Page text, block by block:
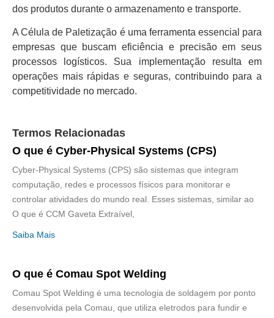
dos produtos durante o armazenamento e transporte.
A Célula de Paletização é uma ferramenta essencial para
empresas que buscam eficiência e precisão em seus
processos logísticos. Sua implementação resulta em
operações mais rápidas e seguras, contribuindo para a
competitividade no mercado.
Termos Relacionadas
O que é Cyber-Physical Systems (CPS)
Cyber-Physical Systems (CPS) são sistemas que integram
computação, redes e processos físicos para monitorar e
controlar atividades do mundo real. Esses sistemas, similar ao
O que é CCM Gaveta Extraível,
Saiba Mais
O que é Comau Spot Welding
Comau Spot Welding é uma tecnologia de soldagem por ponto
desenvolvida pela Comau, que utiliza eletrodos para fundir e